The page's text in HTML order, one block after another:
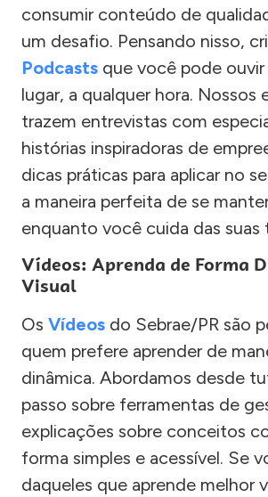
consumir conteúdo de
um desafio. Pensando nisso,
Podcasts que você pode
lugar, a qualquer hora. Nossos
trazem entrevistas com
histórias inspiradoras de
dicas práticas para aplicar no
a maneira perfeita de se
enquanto você cuida das suas
Vídeos: Aprenda de Forma
Visual
Os Vídeos do Sebrae/PR são
quem prefere aprender de
dinâmica. Abordamos desde
passo sobre ferramentas de
explicações sobre conceitos
forma simples e acessível. Se
daqueles que aprende melhor